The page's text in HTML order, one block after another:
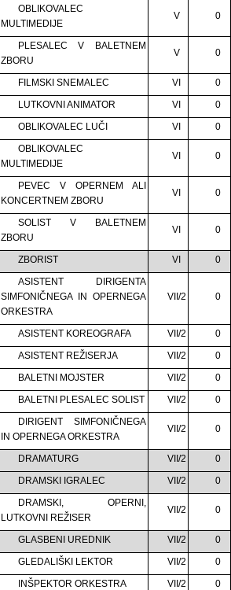
OBLIKOVALEC
MULTIMEDIJE
V 0
PLESALEC V BALETNEM
ZBORU
V 0
FILMSKI SNEMALEC VI
0
LUTKOVNI ANIMATOR VI
0
OBLIKOVALEC LUČI VI 0
OBLIKOVALEC
MULTIMEDIJE
VI 0
PEVEC V OPERNEM ALI
KONCERTNEM ZBORU
VI 0
SOLIST V BALETNEM
ZBORU
VI 0
ZBORIST VI 0
ASISTENT DIRIGENTA
SIMFONIČNEGA IN OPERNEGA
ORKESTRA
VII/2 0
ASISTENT KOREOGRAFA VII/2
0
ASISTENT REŽISERJA VII/2
0
BALETNI MOJSTER VII/2
0
BALETNI PLESALEC SOLIST VII/2 0
DIRIGENT SIMFONIČNEGA
IN OPERNEGA ORKESTRA
VII/2 0
DRAMATURG VII/2
0
DRAMSKI IGRALEC VII/2 0
DRAMSKI, OPERNI,
LUTKOVNI REŽISER
VII/2 0
GLASBENI UREDNIK VII/2
0
GLEDALIŠKI LEKTOR VII/2
0
INŠPEKTOR ORKESTRA VII/2
0